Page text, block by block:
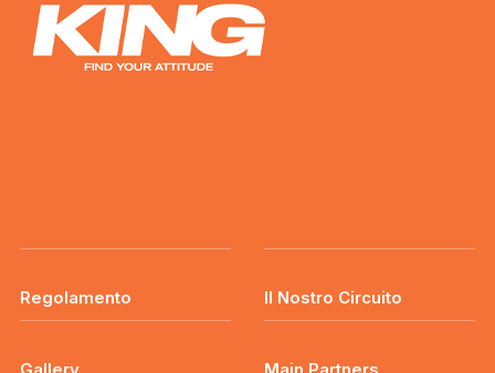
Regolamento Il Nostro Circuito